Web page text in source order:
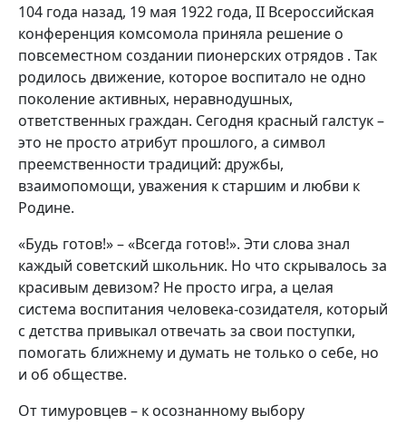
104 года назад, 19 мая 1922 года, II Всероссийская
конференция комсомола приняла решение о
повсеместном создании пионерских отрядов . Так
родилось движение, которое воспитало не одно
поколение активных, неравнодушных,
ответственных граждан. Сегодня красный галстук –
это не просто атрибут прошлого, а символ
преемственности традиций: дружбы,
взаимопомощи, уважения к старшим и любви к
Родине.
«Будь готов!» – «Всегда готов!». Эти слова знал
каждый советский школьник. Но что скрывалось за
красивым девизом? Не просто игра, а целая
система воспитания человека-созидателя, который
с детства привыкал отвечать за свои поступки,
помогать ближнему и думать не только о себе, но
и об обществе.
От тимуровцев – к осознанному выбору